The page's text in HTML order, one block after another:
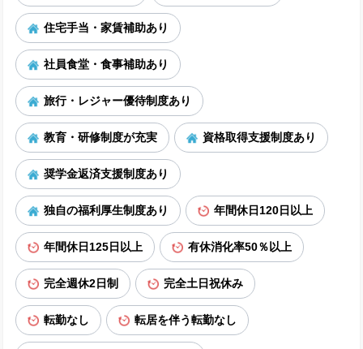
住宅手当・家賃補助あり
社員食堂・食事補助あり
旅行・レジャー優待制度あり
教育・研修制度が充実 資格取得支援制度あり
奨学金返済支援制度あり
独自の福利厚生制度あり 年間休日120日以上
年間休日125日以上 有休消化率50％以上
完全週休2日制 完全土日祝休み
転勤なし 転居を伴う転勤なし